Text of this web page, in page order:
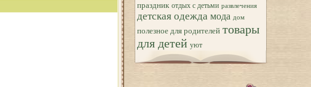
праздник отдых с детьми развлечения
детская одежда мода дом
полезное для родителей товары
для детей уют